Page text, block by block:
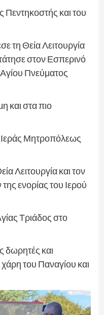
Πεντηκοστής και του
τη Θεία Λειτουργία
στον Εσπερινό
Πνεύματος
και στα πιο
Ιεράς Μητροπόλεως
Λειτουργία και τον
ενορίας του Ιερού
Τριάδος στο
δωρητές και
του Παναγίου και